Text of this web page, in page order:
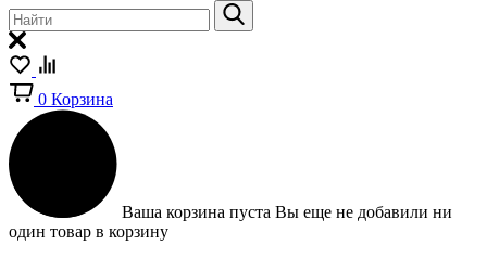
0 Корзина
Ваша корзина пуста Вы еще не добавили ни
один товар в корзину